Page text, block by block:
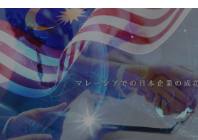
ニュース
労務サービス
プライバシーポリシー及び著作権に
お問合せ